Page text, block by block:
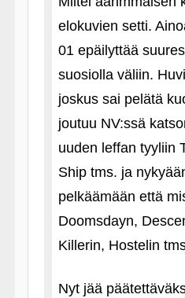
elokuvien setti.
01 epäilyttää
suosiolla väliin.
joskus sai pelätä
joutuu NV:ssä
uuden leffan tyyliin
Ship tms. ja
pelkäämään että
Doomsdayn,
Killerin, Hostelin
Nyt jää